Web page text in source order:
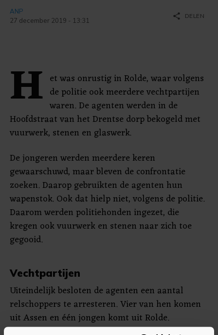
ANP
27 december 2019 - 13:31
share DELEN
H et was onrustig in Rolde, waar volgens
de politie ook meerdere vechtpartijen
waren. De agenten werden in de
Hoofdstraat van het Drentse dorp bekogeld met
vuurwerk, stenen en glaswerk.
De jongeren werden meerdere keren
gewaarschuwd, maar bleven de confrontatie
zoeken. Daarop gebruikten de agenten hun
wapenstok. Ook dat hielp niet, volgens de politie.
Daarom werden politiehonden ingezet, die
kregen ook vuurwerk en stenen naar zich toe
gegooid.
Vechtpartijen
Uiteindelijk besloten de agenten een aantal
relschoppers te arresteren. Vier van hen komen
uit Assen en één jongen komt uit Rolde.